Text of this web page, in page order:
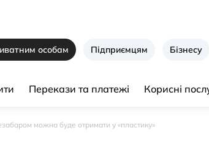
особам Підприємцям Бізнесу
Перекази та платежі Корисні
можна буде отримати у «пластику»